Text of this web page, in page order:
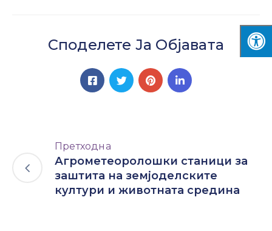
Споделете Ја Објавата
Претходна
Агрометеоролошки станици за
заштита на земјоделските
култури и животната средина